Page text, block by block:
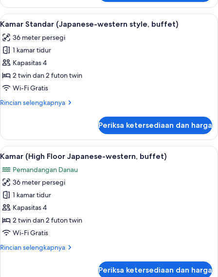
Kamar
Twin
Standar
floor)
Lihat
semua
foto
untuk
Kamar
Standar
(Japanese-
style,
Brankas, meja kerja, ruang kerja
10
Kamar Standar (Japanese-western style, buffet)
36 meter persegi
1 kamar tidur
Kapasitas 4
2 twin dan 2 futon twin
Wi-Fi Gratis
Rincian selengkapnya
Rincian
Kamar
Standar
(Japanese-
style,
buffet)
Periksa ketersediaan dan harga
Lihat
semua
foto
untuk
Kamar
(High
Floor
Japanese-
buffet)
Brankas, meja kerja, ruang kerja
9
Kamar (High Floor Japanese-western, buffet)
Pemandangan Danau
36 meter persegi
1 kamar tidur
Kapasitas 4
2 twin dan 2 futon twin
Wi-Fi Gratis
Rincian selengkapnya
Rincian
Periksa ketersediaan dan harga